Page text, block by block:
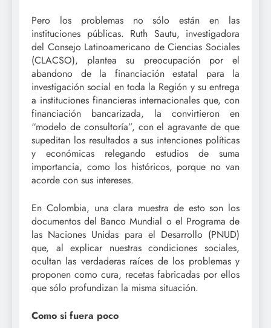
Pero los problemas no sólo están en las
instituciones públicas. Ruth Sautu, investigadora
del Consejo Latinoamericano de Ciencias Sociales
(CLACSO), plantea su preocupación por el
abandono de la financiación estatal para la
investigación social en toda la Región y su entrega
a instituciones financieras internacionales que, con
financiación bancarizada, la convirtieron en
“modelo de consultoría”, con el agravante de que
supeditan los resultados a sus intenciones políticas
y económicas relegando estudios de suma
importancia, como los históricos, porque no van
acorde con sus intereses.
En Colombia, una clara muestra de esto son los
documentos del Banco Mundial o el Programa de
las Naciones Unidas para el Desarrollo (PNUD)
que, al explicar nuestras condiciones sociales,
ocultan las verdaderas raíces de los problemas y
proponen como cura, recetas fabricadas por ellos
que sólo profundizan la misma situación.
Como si fuera poco